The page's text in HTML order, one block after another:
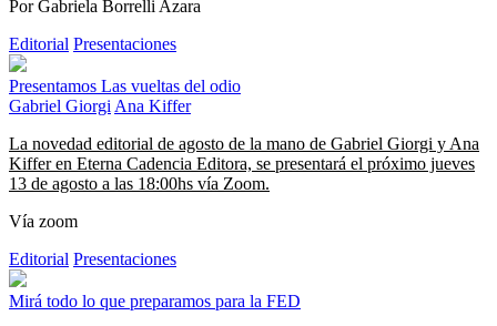
Por Gabriela Borrelli Azara
Editorial Presentaciones
Presentamos Las vueltas del odio
Gabriel Giorgi Ana Kiffer
La novedad editorial de agosto de la mano de Gabriel Giorgi y Ana
Kiffer en Eterna Cadencia Editora, se presentará el próximo jueves
13 de agosto a las 18:00hs vía Zoom.
Vía zoom
Editorial Presentaciones
Mirá todo lo que preparamos para la FED